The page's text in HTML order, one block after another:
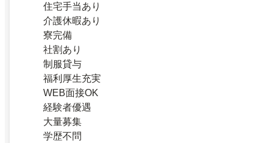
住宅手当あり
介護休暇あり
寮完備
社割あり
制服貸与
福利厚生充実
WEB面接OK
経験者優遇
大量募集
学歴不問